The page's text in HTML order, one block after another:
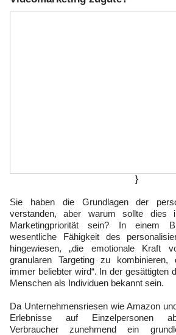
}
Sie haben die Grundlagen der personalisierten Werbung
verstanden, aber warum sollte dies
Marketingpriorität sein? In einem
wesentliche Fähigkeit des
hingewiesen, „die emotionale Kraft
granularen Targeting zu
immer beliebter wird“. In der gesättigten
Menschen als Individuen bekannt sein.
Da Unternehmensriesen wie Amazon
Erlebnisse auf Einzelpersonen
Verbraucher zunehmend ein